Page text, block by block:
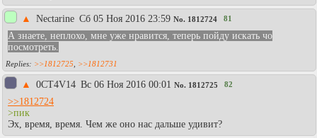
▲ Nectarine Сб 05 Ноя 2016 23:59 No. 1812724 81
А знаете, неплохо, мне уже нравится, теперь пойду искать чо
посмотреть.
>>1812725 >>1812731
▲ 0CT4V14 Вc 06 Ноя 2016 00:01 No. 1812725 82
>>1812724
>пик
Эх, время, время. Чем же оно нас дальше удивит?